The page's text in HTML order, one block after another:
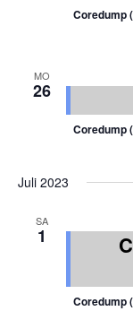
Coredump
MO
26
Coredump
Juli 2023
SA
1
Coredump